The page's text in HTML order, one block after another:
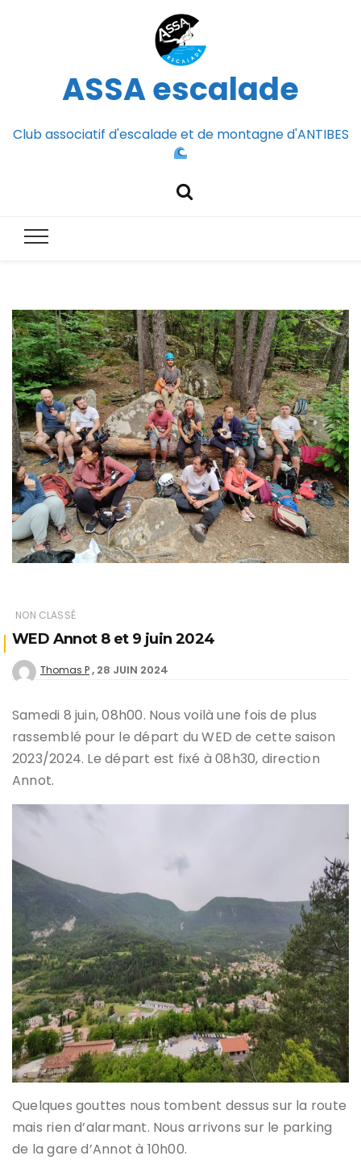
ASSA escalade
Club associatif d'escalade et de montagne d'ANTIBES
NON CLASSÉ
WED Annot 8 et 9 juin 2024
Thomas P 28 JUIN 2024
Samedi 8 juin, 08h00. Nous voilà une fois de plus
rassemblé pour le départ du WED de cette saison
2023/2024. Le départ est fixé à 08h30, direction
Annot.
Quelques gouttes nous tombent dessus sur la route
mais rien d’alarmant. Nous arrivons sur le parking
de la gare d’Annot à 10h00.